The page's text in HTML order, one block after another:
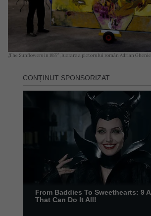
„The Sunflowers in 1937″, lucrare a pictorului român Adrian Ghenie